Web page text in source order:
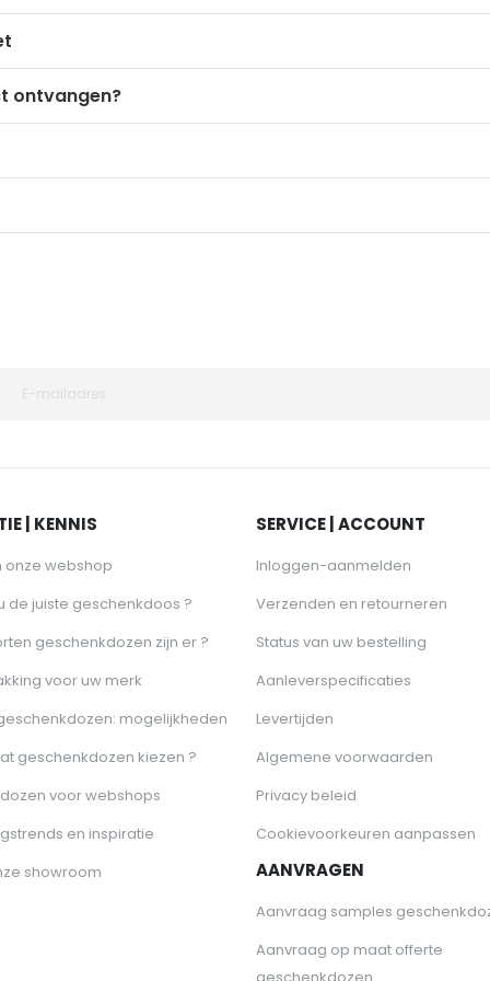
ontvangen?
| KENNIS
onze webshop
de juiste geschenkdoos ?
geschenkdozen zijn er ?
voor uw merk
mogelijkheden
geschenkdozen kiezen ?
voor webshops
en inspiratie
showroom
SERVICE | ACCOUNT
Inloggen-aanmelden
Verzenden en retourneren
Status van uw bestelling
Aanleverspecificaties
Levertijden
Algemene voorwaarden
Privacy beleid
Cookievoorkeuren aanpassen
AANVRAGEN
Aanvraag samples
Aanvraag op maat offerte